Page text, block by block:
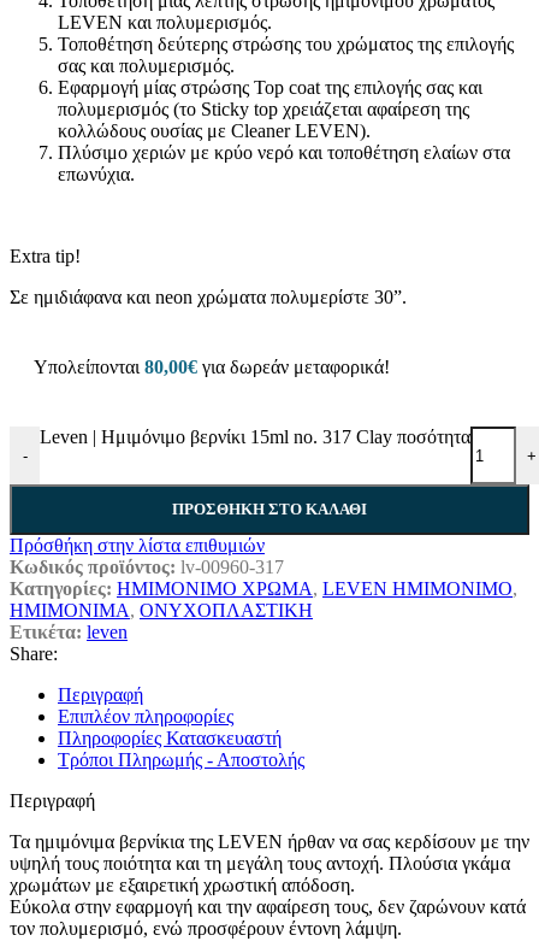
LEVEN και πολυμερισμός.
Τοποθέτηση δεύτερης στρώσης του χρώματος της επιλογής
σας και πολυμερισμός.
Εφαρμογή μίας στρώσης Top coat της επιλογής σας και
πολυμερισμός (το Sticky top χρειάζεται αφαίρεση της
κολλώδους ουσίας με Cleaner LEVEN).
Πλύσιμο χεριών με κρύο νερό και τοποθέτηση ελαίων στα
επωνύχια.
Extra tip!
Σε ημιδιάφανα και neon χρώματα πολυμερίστε 30”.
Υπολείπονται 80,00€ για δωρεάν μεταφορικά!
-
Leven | Ημιμόνιμο βερνίκι 15ml no. 317 Clay ποσότητα
+
ΠΡΟΣΘΉΚΗ ΣΤΟ ΚΑΛΆΘΙ
Πρόσθήκη στην λίστα επιθυμιών
Κωδικός προϊόντος: lv-00960-317
Κατηγορίες: ΗΜΙΜΟΝΙΜΟ ΧΡΩΜΑ, LEVEN ΗΜΙΜΟΝΙΜΟ,
ΗΜΙΜΟΝΙΜΑ, ΟΝΥΧΟΠΛΑΣΤΙΚΗ
Ετικέτα: leven
Share:
Περιγραφή
Επιπλέον πληροφορίες
Πληροφορίες Κατασκευαστή
Τρόποι Πληρωμής - Αποστολής
Περιγραφή
Τα ημιμόνιμα βερνίκια της LEVEN ήρθαν να σας κερδίσουν με την
υψηλή τους ποιότητα και τη μεγάλη τους αντοχή. Πλούσια γκάμα
χρωμάτων με εξαιρετική χρωστική απόδοση.
Εύκολα στην εφαρμογή και την αφαίρεση τους, δεν ζαρώνουν κατά
τον πολυμερισμό, ενώ προσφέρουν έντονη λάμψη.